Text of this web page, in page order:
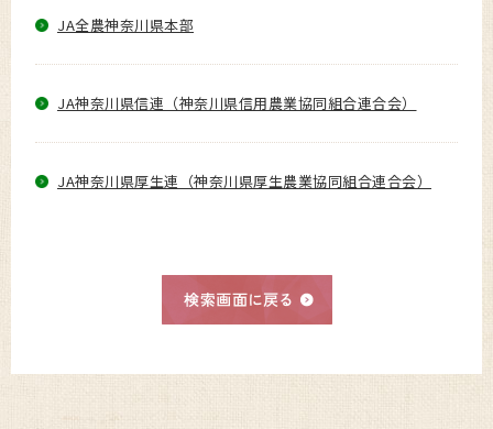
JA全農神奈川県本部
JA神奈川県信連（神奈川県信用農業協同組合連合会）
JA神奈川県厚生連（神奈川県厚生農業協同組合連合会）